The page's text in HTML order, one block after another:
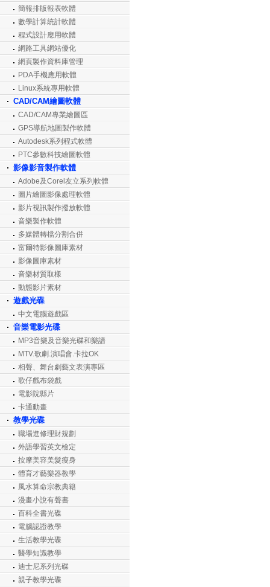
簡報排版報表軟體
數學計算統計軟體
程式設計應用軟體
網路工具網站優化
網頁製作資料庫管理
PDA手機應用軟體
Linux系統專用軟體
CAD/CAM繪圖軟體
CAD/CAM專業繪圖區
GPS導航地圖製作軟體
Autodesk系列程式軟體
PTC參數科技繪圖軟體
影像影音製作軟體
Adobe及Corel友立系列軟體
圖片繪圖影像處理軟體
影片視訊製作撥放軟體
音樂製作軟體
多媒體轉檔分割合併
富爾特影像圖庫素材
影像圖庫素材
音樂材質取樣
動態影片素材
遊戲光碟
中文電腦遊戲區
音樂電影光碟
MP3音樂及音樂光碟和樂譜
MTV.歌劇.演唱會.卡拉OK
相聲、舞台劇藝文表演專區
歌仔戲布袋戲
電影院縣片
卡通動畫
教學光碟
職場進修理財規劃
外語學習英文檢定
按摩美容美髮瘦身
體育才藝樂器教學
風水算命宗教典籍
漫畫小說有聲書
百科全書光碟
電腦認證教學
生活教學光碟
醫學知識教學
迪士尼系列光碟
親子教學光碟